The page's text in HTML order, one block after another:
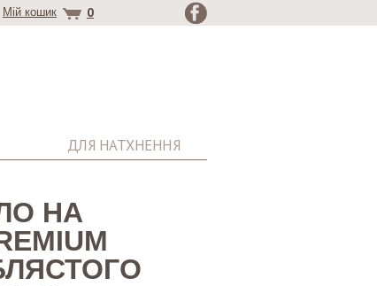
Мій кошик 0
ДЛЯ НАТХНЕННЯ
НА